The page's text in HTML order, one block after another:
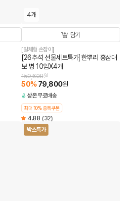
4개
담기
[일체형 손잡이]
[26추석 선물세트특가]한뿌리 홍삼대
보 병 10입X4개
159,600원
50% 79,800원
상온무료배송
최대 10% 중복쿠폰
4.88 (32)
박스특가